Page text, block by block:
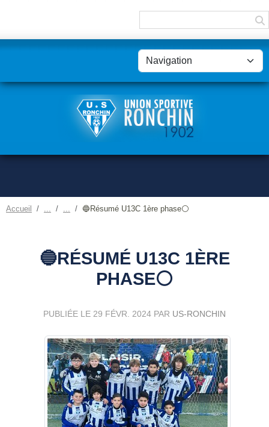
Accueil 🔵Résumé U13C 1ère phase⚪
🔵RÉSUMÉ U13C 1ÈRE
PHASE⚪
PUBLIÉE LE 29 FÉVR. 2024 PAR US-RONCHIN